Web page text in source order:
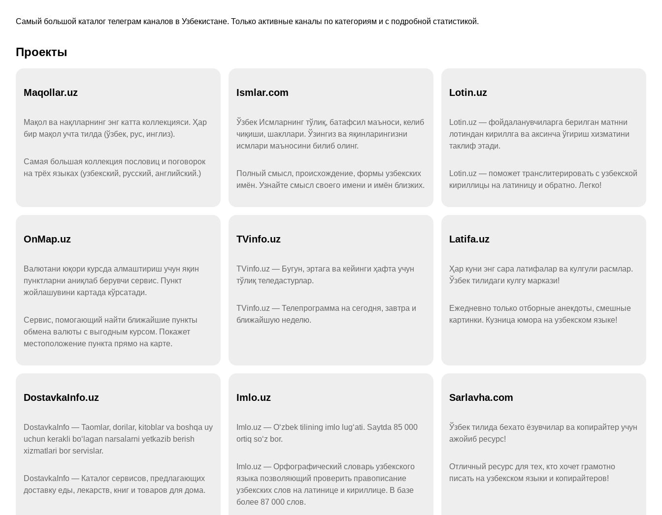
Самый большой каталог телеграм каналов в Узбекистане. Только активные каналы по категориям и с подробной статистикой.
Проекты
Maqollar.uz
Мақол ва нақлларнинг энг катта коллекцияси. Ҳар
бир мақол учта тилда (ўзбек, рус, инглиз).
Самая большая коллекция пословиц и поговорок
на трёх языках (узбекский, русский, английский.)
Ismlar.com
Ўзбек Исмларнинг тўлиқ, батафсил маъноси, келиб
чиқиши, шакллари. Ўзингиз ва яқинларингизни
исмлари маъносини билиб олинг.
Полный смысл, происхождение, формы узбекских
имён. Узнайте смысл своего имени и имён близких.
Lotin.uz
Lotin.uz — фойдаланувчиларга берилган матнни
лотиндан кириллга ва аксинча ўгириш хизматини
таклиф этади.
Lotin.uz — поможет транслитерировать с узбекской
кириллицы на латиницу и обратно. Легко!
OnMap.uz
Валютани юқори курсда алмаштириш учун яқин
пунктларни аниқлаб берувчи сервис. Пункт
жойлашувини картада кўрсатади.
Сервис, помогающий найти ближайшие пункты
обмена валюты с выгодным курсом. Покажет
местоположение пункта прямо на карте.
TVinfo.uz
TVinfo.uz — Бугун, эртага ва кейинги ҳафта учун
тўлиқ теледастурлар.
TVinfo.uz — Телепрограмма на сегодня, завтра и
ближайшую неделю.
Latifa.uz
Ҳар куни энг сара латифалар ва кулгули расмлар.
Ўзбек тилидаги кулгу маркази!
Ежедневно только отборные анекдоты, смешные
картинки. Кузница юмора на узбекском языке!
DostavkaInfo.uz
DostavkaInfo — Taomlar, dorilar, kitoblar va boshqa uy
uchun kerakli boʻlagan narsalarni yetkazib berish
xizmatlari bor servislar.
DostavkaInfo — Каталог сервисов, предлагающих
доставку еды, лекарств, книг и товаров для дома.
Imlo.uz
Imlo.uz — Oʻzbek tilining imlo lugʻati. Saytda 85 000
ortiq soʻz bor.
Imlo.uz — Орфографический словарь узбекского
языка позволяющий проверить правописание
узбекских слов на латинице и кириллице. В базе
более 87 000 слов.
Sarlavha.com
Ўзбек тилида бехато ёзувчилар ва копирайтер учун
ажойиб ресурс!
Отличный ресурс для тех, кто хочет грамотно
писать на узбекском языки и копирайтеров!